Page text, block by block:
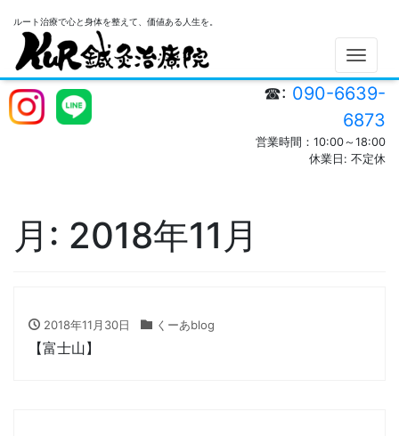
ルート治療で心と身体を整えて、価値ある人生を。
☎: 090-6639-
6873
営業時間：10:00～18:00
休業日: 不定休
月: 2018年11月
2018年11月30日 くーあblog
【富士山】